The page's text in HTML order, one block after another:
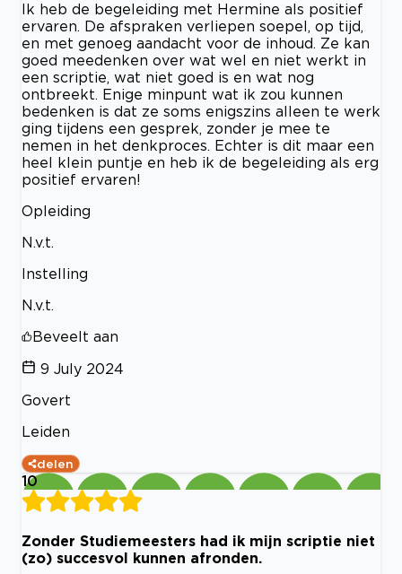
Ik heb de begeleiding met Hermine als positief
ervaren. De afspraken verliepen soepel, op tijd,
en met genoeg aandacht voor de inhoud. Ze kan
goed meedenken over wat wel en niet werkt in
een scriptie, wat niet goed is en wat nog
ontbreekt. Enige minpunt wat ik zou kunnen
bedenken is dat ze soms enigszins alleen te werk
ging tijdens een gesprek, zonder je mee te
nemen in het denkproces. Echter is dit maar een
heel klein puntje en heb ik de begeleiding als erg
positief ervaren!
Opleiding
N.v.t.
Instelling
N.v.t.
Beveelt aan
9 July 2024
Govert
Leiden
delen
10
Zonder Studiemeesters had ik mijn scriptie niet
(zo) succesvol kunnen afronden.